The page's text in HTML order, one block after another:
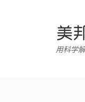
用科学